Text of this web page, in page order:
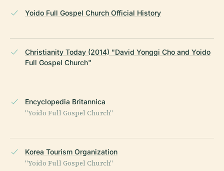
Yoido Full Gospel Church Official History
Christianity Today (2014) "David Yonggi Cho and Yoido
Full Gospel Church"
Encyclopedia Britannica
"Yoido Full Gospel Church"
Korea Tourism Organization
"Yoido Full Gospel Church"